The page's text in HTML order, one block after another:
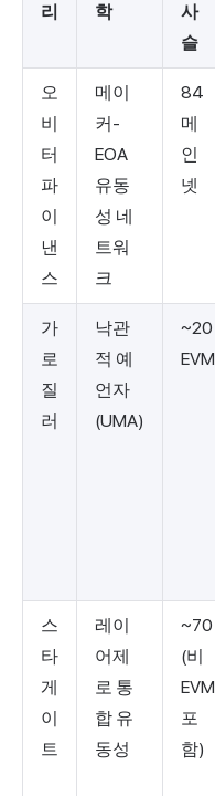
리
학
사
슬
오
비
터
파
이
낸
스
메이
커-
EOA
유동
성 네
트워
크
84
메
인
넷
가
로
질
러
낙관
적 예
언자
(UMA)
~20
EVM
스
타
게
이
트
레이
어제
로 통
합 유
동성
~70
(비
EVM
포
함)